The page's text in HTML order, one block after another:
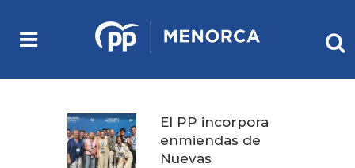
El PP incorpora
enmiendas de
Nuevas